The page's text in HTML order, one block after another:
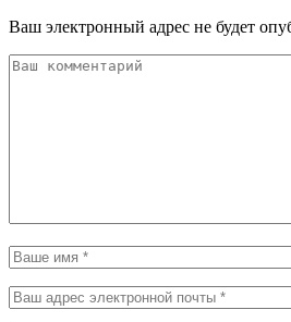
Ваш электронный адрес не будет